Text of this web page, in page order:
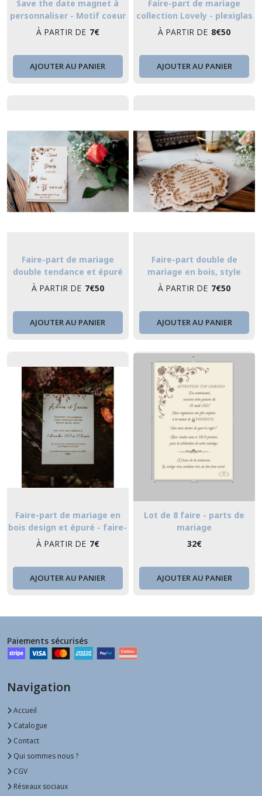
Save the date magnet à
personnaliser - Motif coeur
en bois
À PARTIR DE 7€
AJOUTER AU PANIER
Faire-part de mariage
collection Lovely - plexiglas
transparent
À PARTIR DE 8€50
AJOUTER AU PANIER
Faire-part de mariage
double tendance et épuré
en bois gravé
À PARTIR DE 7€50
AJOUTER AU PANIER
Faire-part double de
mariage en bois, style
champêtre et bohème, avec
original
À PARTIR DE 7€50
AJOUTER AU PANIER
Faire-part de mariage en
bois design et épuré - faire-
part original
À PARTIR DE 7€
AJOUTER AU PANIER
Lot de 8 faire - parts de
mariage
32€
AJOUTER AU PANIER
Paiements sécurisés
Navigation
Accueil
Catalogue
Contact
Qui sommes nous ?
CGV
Réseaux sociaux